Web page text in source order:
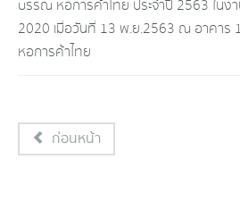
บรรณ หอการค้าไทย ประจำปี 2563 ในงา
2020 เมื่อวันที่ 13 พ.ย.2563 ณ อาคาร
หอการค้าไทย
ก่อนหน้า